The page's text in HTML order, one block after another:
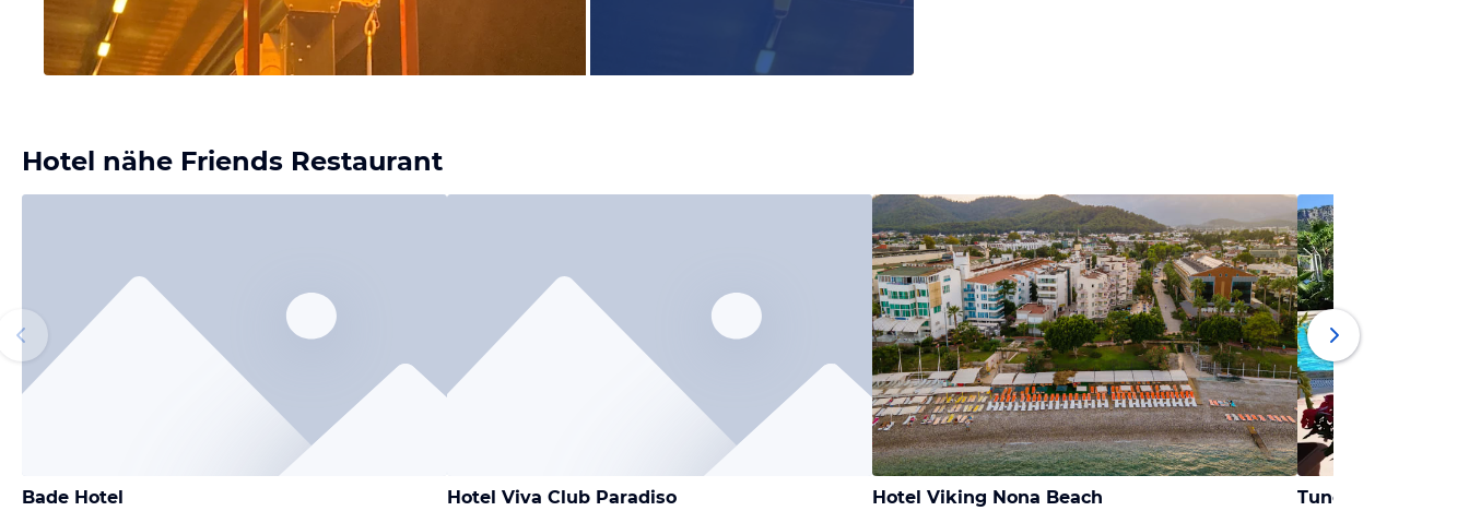
Hotel nähe Friends Restaurant
Bade Hotel Hotel Viva Club Paradiso Hotel Viking Nona Beach Tuncer Garden